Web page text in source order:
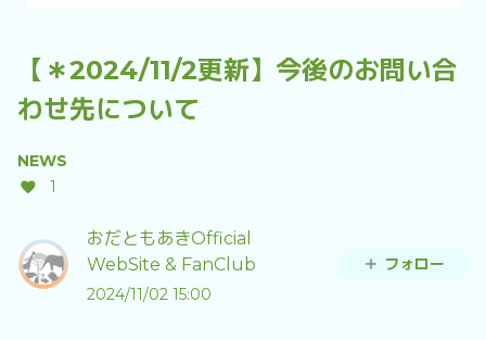
【＊2024/11/2更新】今後のお問い合
わせ先について
NEWS
1
おだともあきOfficial
WebSite & FanClub
2024/11/02 15:00
フォロー